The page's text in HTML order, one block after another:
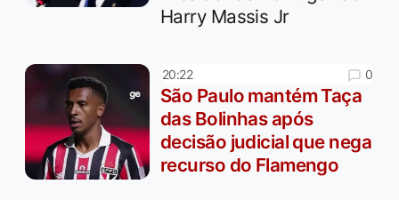
Harry Massis Jr
20:22 0
São Paulo mantém Taça
das Bolinhas após
decisão judicial que nega
recurso do Flamengo